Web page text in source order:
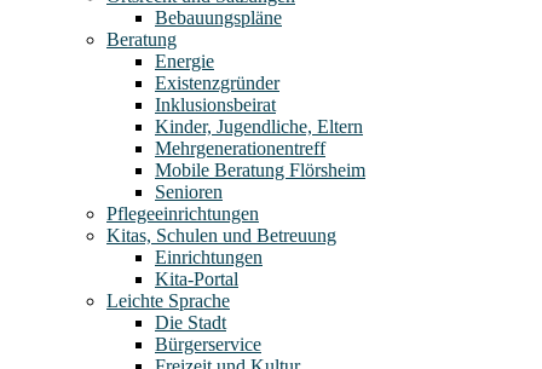
Bebauungspläne
Beratung
Energie
Existenzgründer
Inklusionsbeirat
Kinder, Jugendliche, Eltern
Mehrgenerationentreff
Mobile Beratung Flörsheim
Senioren
Pflegeeinrichtungen
Kitas, Schulen und Betreuung
Einrichtungen
Kita-Portal
Leichte Sprache
Die Stadt
Bürgerservice